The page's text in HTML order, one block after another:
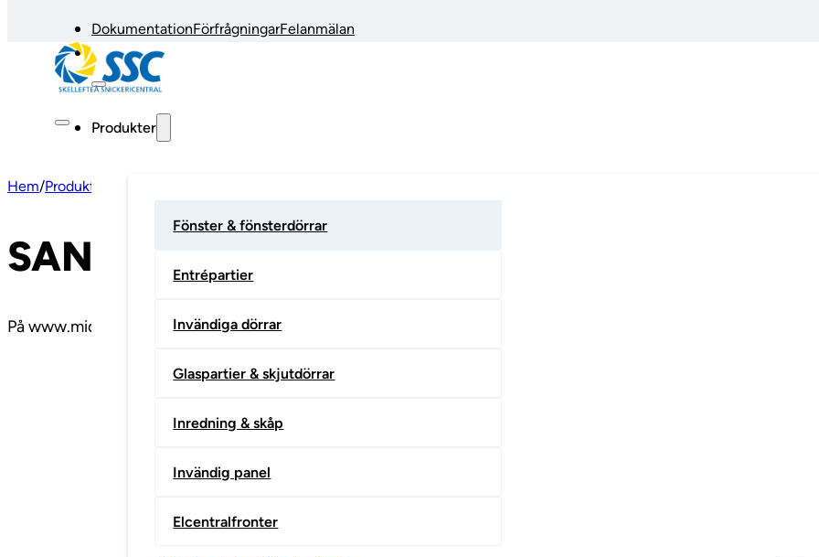
DokumentationFörfrågningarFelanmälan
Produkter
Fönster & fönsterdörrar
Entrépartier
Invändiga dörrar
Glaspartier & skjutdörrar
Inredning & skåp
Invändig panel
Elcentralfronter
Hem/Produkter
SAN 60 EI30
På www.midmade.se kan du läsa mer om produkten.